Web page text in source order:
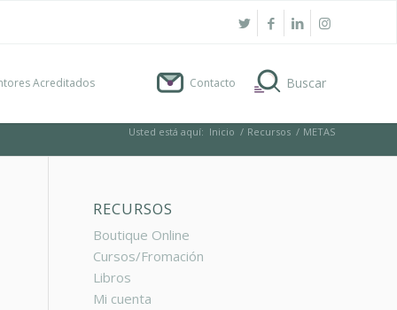
Acreditados Contacto
Usted está aquí: Inicio / Recursos / METAS
RECURSOS
Boutique Online
Cursos/Fromación
Libros
Mi cuenta